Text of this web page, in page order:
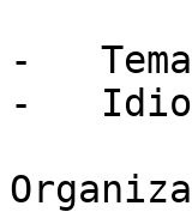
-
-